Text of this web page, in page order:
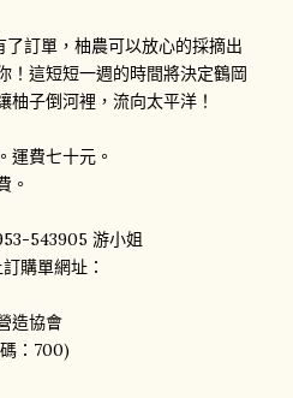
訂單，柚農可以放心的採摘出
！這短短一週的時間將決定鶴岡
柚子倒河裡，流向太平洋！
運費七十元。
。
543905 游小姐
購單網址：
造協會
：700)